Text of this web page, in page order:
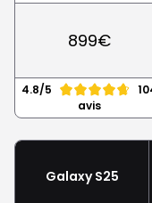
899€
4.8/5
avis
Galaxy S25